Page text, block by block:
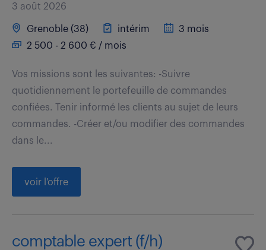
3 août 2026
Grenoble (38) intérim
3 mois
2 500 - 2 600 € / mois
Vos missions sont les suivantes: -Suivre
quotidiennement le portefeuille de commandes
confiées. Tenir informé les clients au sujet de leurs
commandes. -Créer et/ou modifier des commandes
dans le...
voir l'offre
comptable expert (f/h)